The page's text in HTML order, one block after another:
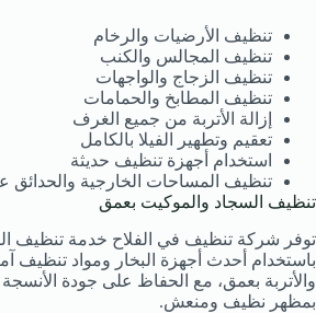
تنظيف الأرضيات والرخام
تنظيف المجالس والكنب
تنظيف الزجاج والواجهات
تنظيف المطابخ والحمامات
إزالة الأتربة من جميع الغرف
تعقيم وتطهير الفيلا بالكامل
استخدام أجهزة تنظيف حديثة
تنظيف المساحات الخارجية والحدائق
تنظيف السجاد والموكيت بعمق
توفر شركة تنظيف في الفلاح خدمة تنظيف
باستخدام أحدث أجهزة البخار ومواد تنظيف
والأتربة بعمق، مع الحفاظ على جودة الأنسجة
بمظهر نظيف ومنعش.